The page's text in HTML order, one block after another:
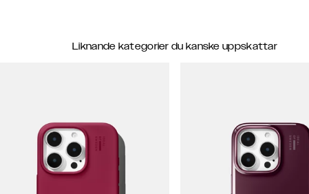
Liknande kategorier du kanske uppskattar